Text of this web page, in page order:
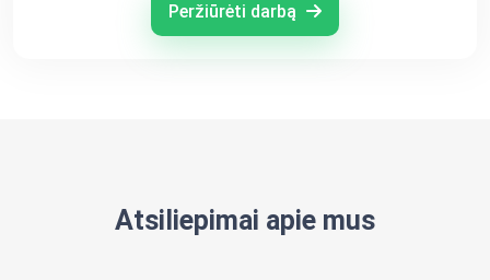
Peržiūrėti darbą
Atsiliepimai apie mus